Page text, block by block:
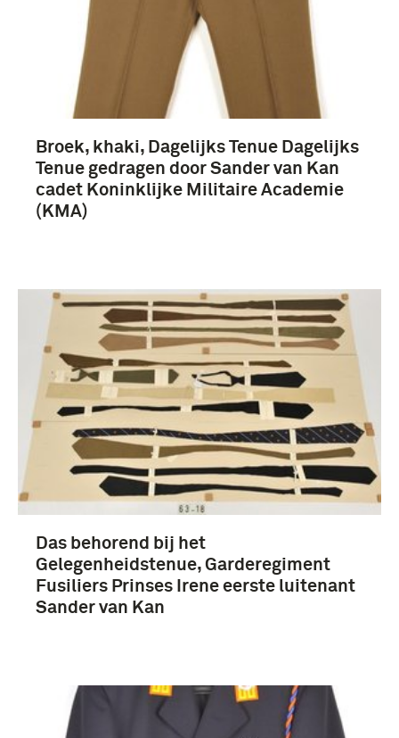
Broek, khaki, Dagelijks Tenue Dagelijks
Tenue gedragen door Sander van Kan
cadet Koninklijke Militaire Academie
(KMA)
Das behorend bij het
Gelegenheidstenue, Garderegiment
Fusiliers Prinses Irene eerste luitenant
Sander van Kan